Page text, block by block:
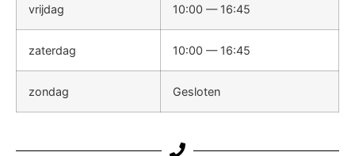
vrijdag 10:00 — 16:45
zaterdag 10:00 — 16:45
zondag Gesloten